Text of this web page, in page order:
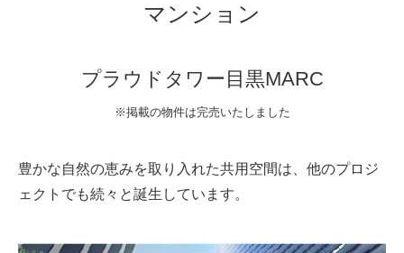
マンション
プラウドタワー目黒MARC
※掲載の物件は完売いたしました
豊かな自然の恵みを取り入れた共用空間は、他のプロジ
ェクトでも続々と誕生しています。